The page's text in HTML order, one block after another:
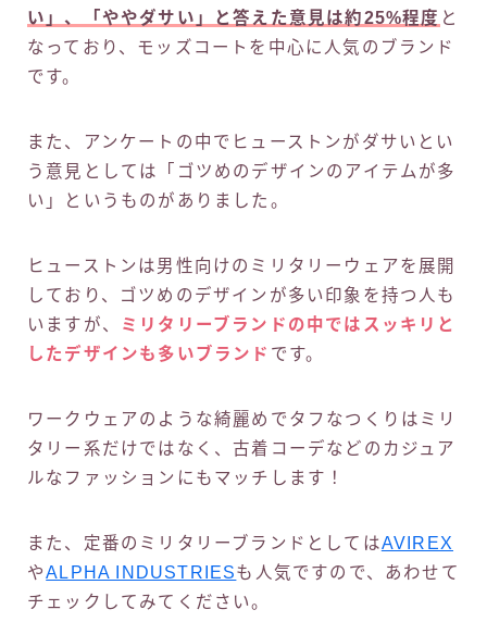
い」、「ややダサい」と答えた意見は約25%程度 と
なっており、モッズコートを中心に人気のブランド
です。
また、アンケートの中でヒューストンがダサいとい
う意見としては「ゴツめのデザインのアイテムが多
い」というものがありました。
ヒューストンは男性向けのミリタリーウェアを展開
しており、ゴツめのデザインが多い印象を持つ人も
いますが、
ミリタリーブランドの中ではスッキリと
したデザインも多いブランド です。
ワークウェアのような綺麗めでタフなつくりはミリ
タリー系だけではなく、古着コーデなどのカジュア
ルなファッションにもマッチします！
また、定番のミリタリーブランドとしてはAVIREX
やALPHA INDUSTRIESも人気ですので、あわせて
チェックしてみてください。